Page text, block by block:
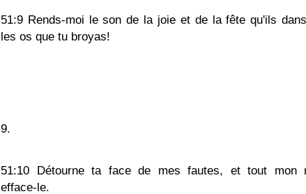
51:9 Rends-moi le son de la joie et de la fête qu'ils
les os que tu broyas!
9.
51:10 Détourne ta face de mes fautes, et tout mon
efface-le.